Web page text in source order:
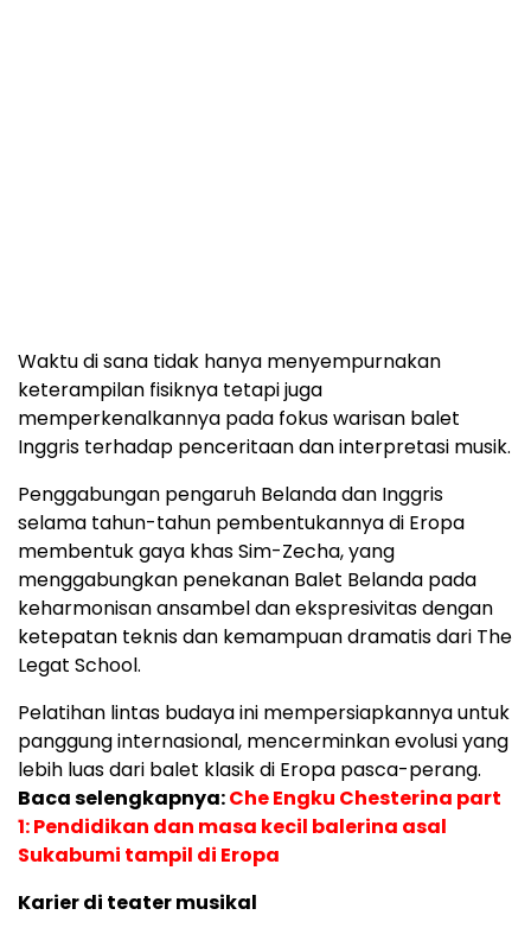
Waktu di sana tidak hanya menyempurnakan
keterampilan fisiknya tetapi juga
memperkenalkannya pada fokus warisan balet
Inggris terhadap penceritaan dan interpretasi musik.
Penggabungan pengaruh Belanda dan Inggris
selama tahun-tahun pembentukannya di Eropa
membentuk gaya khas Sim-Zecha, yang
menggabungkan penekanan Balet Belanda pada
keharmonisan ansambel dan ekspresivitas dengan
ketepatan teknis dan kemampuan dramatis dari The
Legat School.
Pelatihan lintas budaya ini mempersiapkannya untuk
panggung internasional, mencerminkan evolusi yang
lebih luas dari balet klasik di Eropa pasca-perang.
Baca selengkapnya:Che Engku Chesterina part
1: Pendidikan dan masa kecil balerina asal
Sukabumi tampil di Eropa
Karier di teater musikal